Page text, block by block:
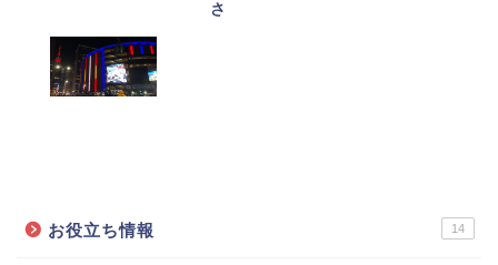
さ
お役立ち情報 14